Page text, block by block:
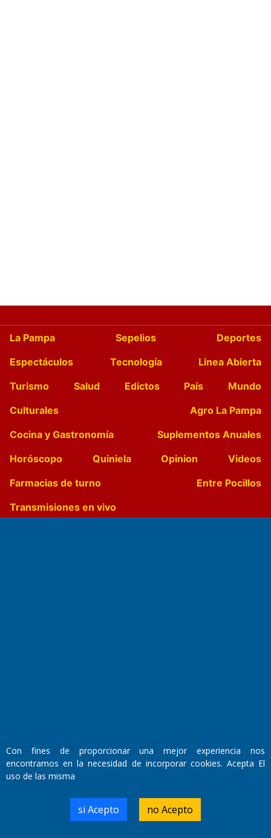
La Pampa Sepelios
Deportes
Espectáculos
Tecnología
Linea Abierta
Turismo
Salud Edictos País
Mundo
Culturales
Agro La Pampa
Cocina y Gastronomía
Suplementos Anuales
Horóscopo
Quiniela Opinion
Videos
Farmacias de turno
Entre Pocillos
Transmisiones en vivo
Propietario: El Diario SRL
Director Periodístico:
Walter René Goñi
Domicilio Legal: José Ingenieros 855,
Santa Rosa, La Pampa.
Con fines de proporcionar una mejor experiencia nos
encontramos en la necesidad de incorporar cookies. Acepta El
uso de las misma
si Acepto no Acepto